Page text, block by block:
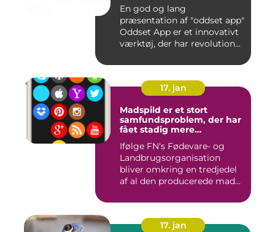
En god og lang
præsentation af "oddset app"
Oddset App er et innovativt
værktøj, der har revolution...
17. jan
Madspild er et stort
samfundsproblem, der har
fået stadig mere
seneste år
Ifølge FN's Fødevare- og
Landbrugsorganisation
bliver omkring en tredjedel
af al den producerede mad...
17. jan